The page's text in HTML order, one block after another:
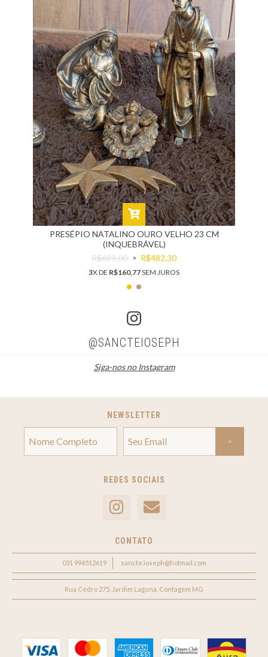
PRESÉPIO NATALINO OURO VELHO 23 CM
(INQUEBRÁVEL)
R$689,00
R$482,30
3X DE R$160,77SEM JUROS
@SANCTEIOSEPH
Siga-nos no Instagram
NEWSLETTER
REDES SOCIAIS
CONTATO
031 994512619 sancte.ioseph@hotmail.com
Rua Cedro 275, Jardim Laguna, Contagem MG